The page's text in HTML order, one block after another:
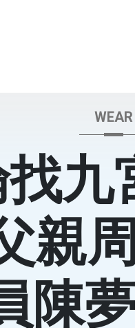
WEAR
九
親
陳